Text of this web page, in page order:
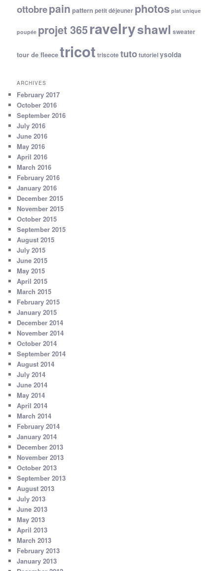
ottobrepain pattern petit déjeuner photos plat unique
poupée projet 365ravelryshawl sweater
tour de fleecetricot triscote tutotutorielysolda
ARCHIVES
February 2017
October 2016
September 2016
July 2016
June 2016
May 2016
April 2016
March 2016
February 2016
January 2016
December 2015
November 2015
October 2015
September 2015
August 2015
July 2015
June 2015
May 2015
April 2015
March 2015
February 2015
January 2015
December 2014
November 2014
October 2014
September 2014
August 2014
July 2014
June 2014
May 2014
April 2014
March 2014
February 2014
January 2014
December 2013
November 2013
October 2013
September 2013
August 2013
July 2013
June 2013
May 2013
April 2013
March 2013
February 2013
January 2013